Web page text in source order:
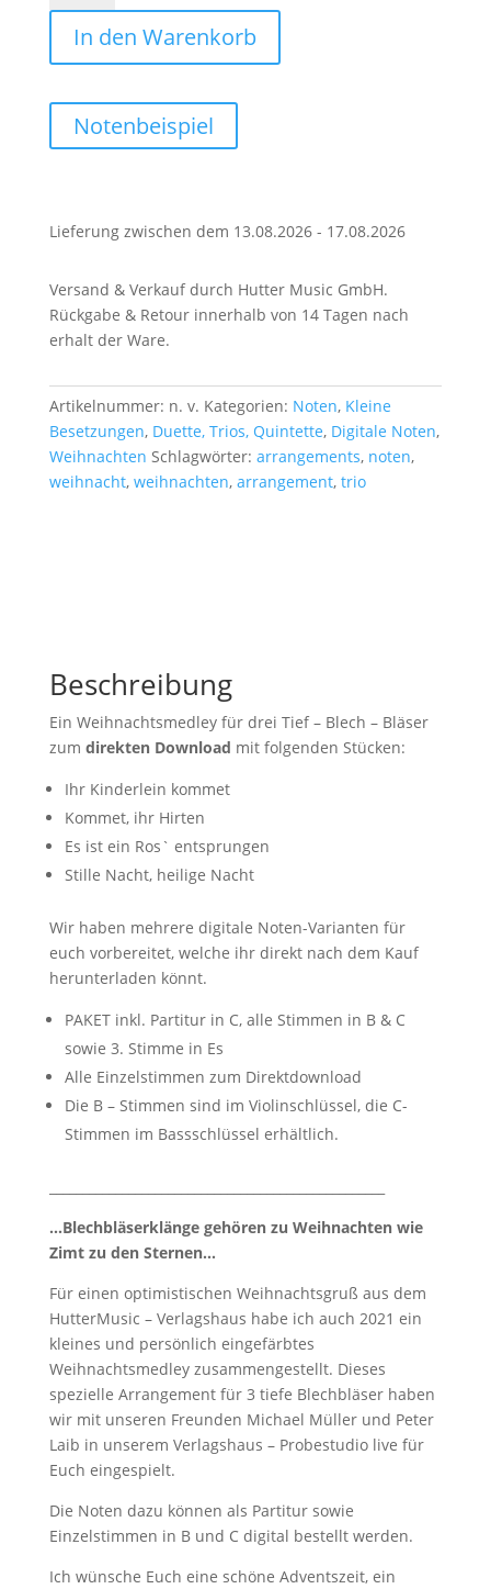
Weihnachtszeit
(Download)
Menge
In den Warenkorb
Notenbeispiel
Lieferung zwischen dem 13.08.2026 - 17.08.2026
Versand & Verkauf durch Hutter Music GmbH.
Rückgabe & Retour innerhalb von 14 Tagen nach
erhalt der Ware.
Artikelnummer: n. v. Kategorien: Noten, Kleine
Besetzungen, Duette, Trios, Quintette, Digitale Noten,
Weihnachten Schlagwörter: arrangements, noten,
weihnacht, weihnachten, arrangement, trio
Beschreibung
Ein Weihnachtsmedley für drei Tief – Blech – Bläser
zum direkten Download mit folgenden Stücken:
Ihr Kinderlein kommet
Kommet, ihr Hirten
Es ist ein Ros` entsprungen
Stille Nacht, heilige Nacht
Wir haben mehrere digitale Noten-Varianten für
euch vorbereitet, welche ihr direkt nach dem Kauf
herunterladen könnt.
PAKET inkl. Partitur in C, alle Stimmen in B & C
sowie 3. Stimme in Es
Alle Einzelstimmen zum Direktdownload
Die B – Stimmen sind im Violinschlüssel, die C-
Stimmen im Bassschlüssel erhältlich.
…Blechbläserklänge gehören zu Weihnachten wie
Zimt zu den Sternen…
Für einen optimistischen Weihnachtsgruß aus dem
HutterMusic – Verlagshaus habe ich auch 2021 ein
kleines und persönlich eingefärbtes
Weihnachtsmedley zusammengestellt. Dieses
spezielle Arrangement für 3 tiefe Blechbläser haben
wir mit unseren Freunden Michael Müller und Peter
Laib in unserem Verlagshaus – Probestudio live für
Euch eingespielt.
Die Noten dazu können als Partitur sowie
Einzelstimmen in B und C digital bestellt werden.
Ich wünsche Euch eine schöne Adventszeit, ein